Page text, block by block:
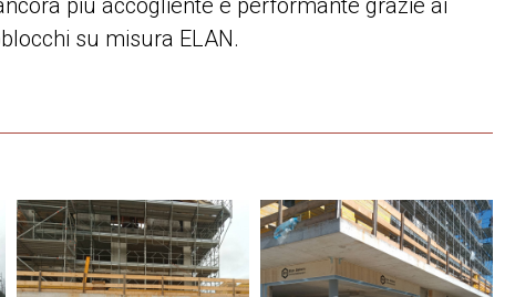
più accogliente e performante grazie ai
su misura ELAN.